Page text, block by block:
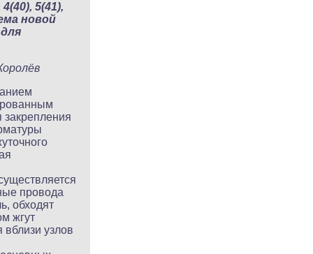
5(41),
новой
провода
обходят
жгут
узлов